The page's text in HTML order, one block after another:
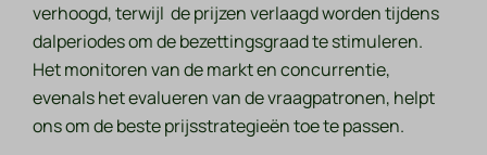
verhoogd, terwijl de prijzen verlaagd worden tijdens
dalperiodes om de bezettingsgraad te stimuleren.
Het monitoren van de markt en concurrentie,
evenals het evalueren van de vraagpatronen, helpt
ons om de beste prijsstrategieën toe te passen.